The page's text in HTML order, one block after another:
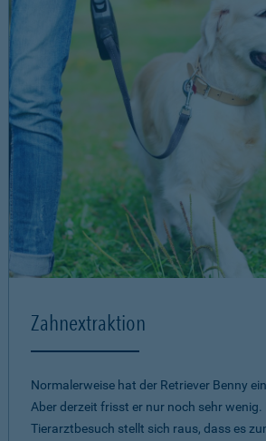
Zahnextraktion
Normalerweise hat der Retriever Benny
Aber derzeit frisst er nur noch sehr wenig.
Tierarztbesuch stellt sich raus, dass es